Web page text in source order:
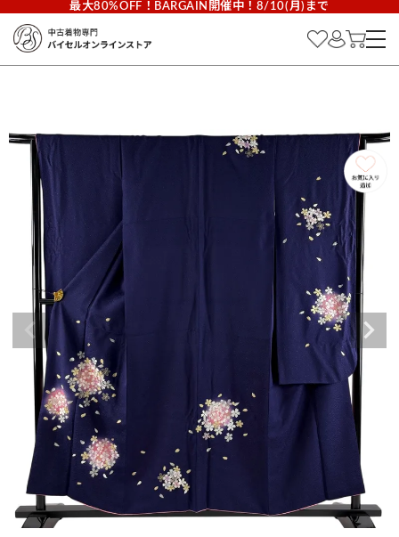
最大80%OFF！BARGAIN開催中！8/10(月)まで